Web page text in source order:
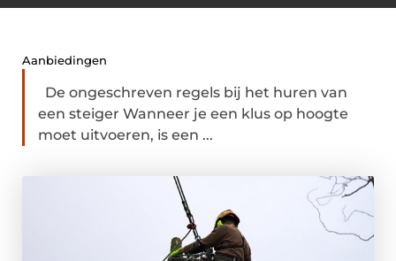
Aanbiedingen
De ongeschreven regels bij het huren van
een steiger Wanneer je een klus op hoogte
moet uitvoeren, is een ...